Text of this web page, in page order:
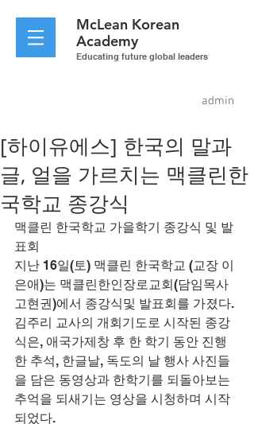
McLean Korean
Academy
Educating future global leaders
admin
[하이유에스] 한국의 말과
글, 얼을 가르치는 맥클린한
국학교 종강식
맥클린 한국학교 가을학기 종강식 및 발
표회
지난 16일(토) 맥클린 한국학교 (교장 이
은애)는 맥클린한인장로교회(담임목사
고현권)에서 종강식및 발표회를 가졌다.
김주리 교사의 개회기도로 시작된 종강
식은, 애국가제창 후 한 학기 동안 진행
한 추석, 한글날, 독도의 날 행사 사진들
을 담은 동영상과 한학기를 되돌아보는
추억을 되새기는 영상을 시청하며 시작
되었다.